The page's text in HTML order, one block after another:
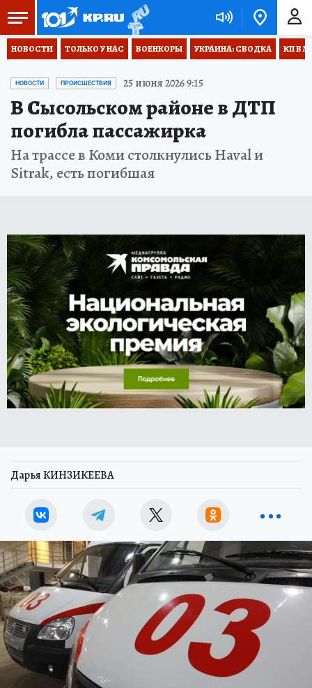
НОВОСТИ ТОЛЬКО У НАС ВОЕНКОРЫ УКРАИНА: СВОДКА КП В
НОВОСТИ ПРОИСШЕСТВИЯ 25 июня 2026 9:15
В Сысольском районе в ДТП
погибла пассажирка
На трассе в Коми столкнулись Haval и
Sitrak, есть погибшая
Дарья КИНЗИКЕЕВА